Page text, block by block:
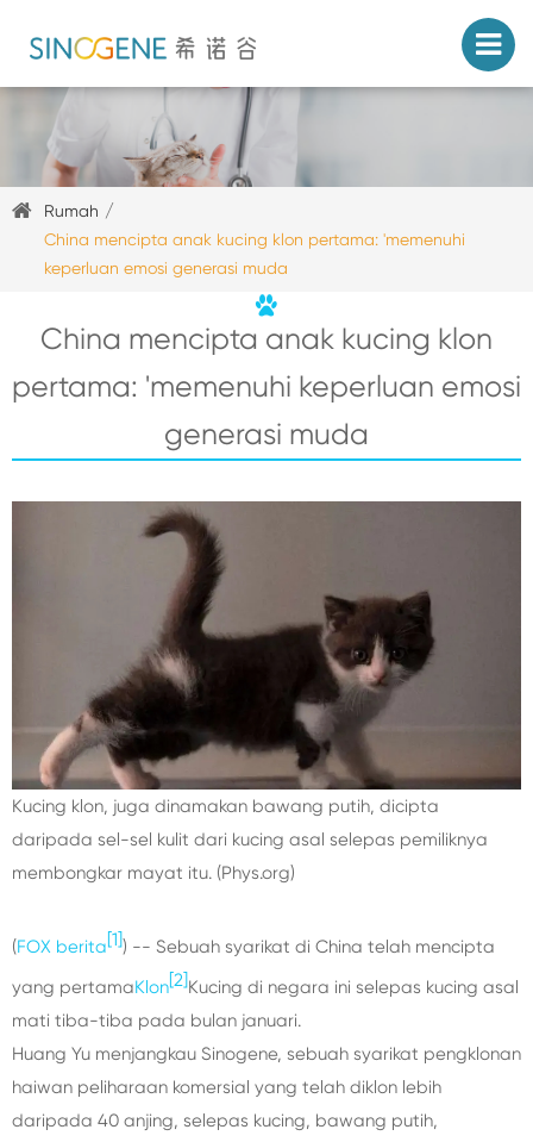
Rumah
China mencipta anak kucing klon pertama: 'memenuhi
keperluan emosi generasi muda
China mencipta anak kucing klon
pertama: 'memenuhi keperluan emosi
generasi muda
Kucing klon, juga dinamakan bawang putih, dicipta
daripada sel-sel kulit dari kucing asal selepas pemiliknya
membongkar mayat itu. (Phys.org)
(FOX berita[1]) -- Sebuah syarikat di China telah mencipta
yang pertamaKlon[2]Kucing di negara ini selepas kucing asal
mati tiba-tiba pada bulan januari.
Huang Yu menjangkau Sinogene, sebuah syarikat pengklonan
haiwan peliharaan komersial yang telah diklon lebih
daripada 40 anjing, selepas kucing, bawang putih,